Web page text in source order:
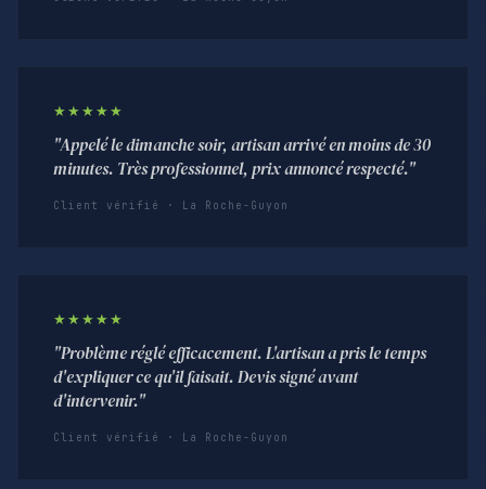
★★★★★
"Appelé le dimanche soir, artisan arrivé en moins de 30
minutes. Très professionnel, prix annoncé respecté."
Client vérifié · La Roche-Guyon
★★★★★
"Problème réglé efficacement. L'artisan a pris le temps
d'expliquer ce qu'il faisait. Devis signé avant
d'intervenir."
Client vérifié · La Roche-Guyon